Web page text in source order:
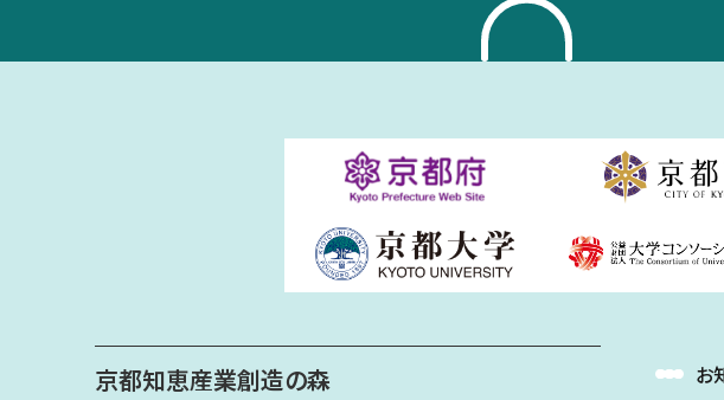
京都知恵産業創造の森 お